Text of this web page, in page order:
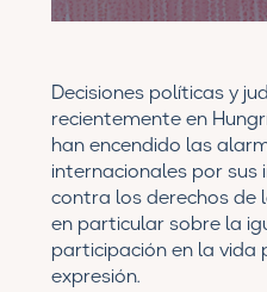
Decisiones políticas y
recientemente en
han encendido las
internacionales por
contra los derechos de
en particular sobre la
participación en la
expresión.